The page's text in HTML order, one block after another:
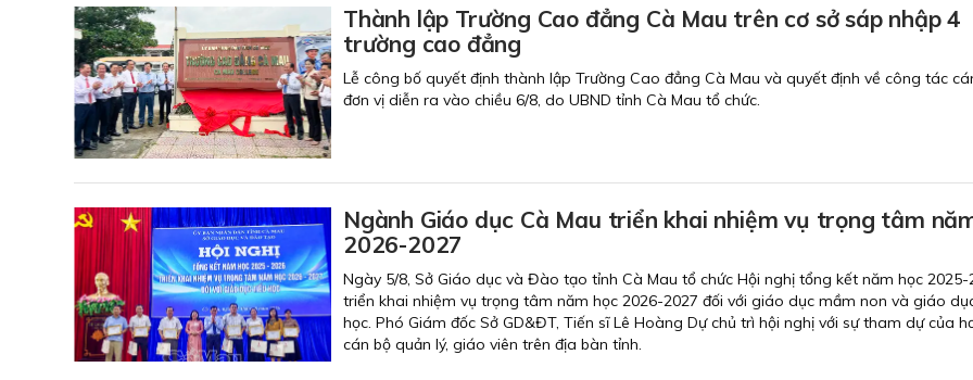
Thành lập Trường Cao đẳng Cà Mau trên cơ sở sáp nhập 4
trường cao đẳng
Lễ công bố quyết định thành lập Trường Cao đẳng Cà Mau và quyết định về công tác
đơn vị diễn ra vào chiều 6/8, do UBND tỉnh Cà Mau tổ chức.
Ngành Giáo dục Cà Mau triển khai nhiệm vụ trọng tâm
2026-2027
Ngày 5/8, Sở Giáo dục và Đào tạo tỉnh Cà Mau tổ chức Hội nghị tổng kết năm học 2025-
triển khai nhiệm vụ trọng tâm năm học 2026-2027 đối với giáo dục mầm non và giáo
học. Phó Giám đốc Sở GD&ĐT, Tiến sĩ Lê Hoàng Dự chủ trì hội nghị với sự tham dự của
cán bộ quản lý, giáo viên trên địa bàn tỉnh.